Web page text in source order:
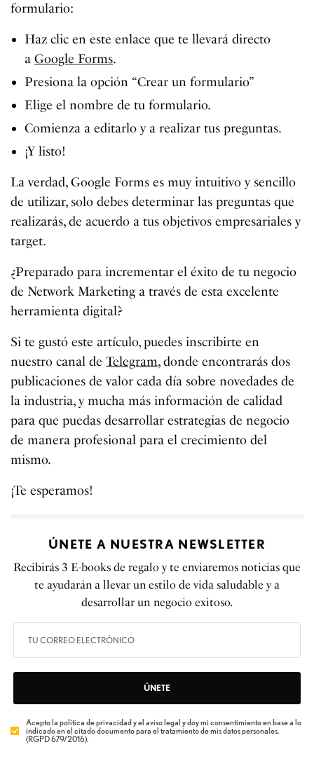
formulario:
Haz clic en este enlace que te llevará directo
a Google Forms.
Presiona la opción “Crear un formulario”
Elige el nombre de tu formulario.
Comienza a editarlo y a realizar tus preguntas.
¡Y listo!
La verdad, Google Forms es muy intuitivo y sencillo
de utilizar, solo debes determinar las preguntas que
realizarás, de acuerdo a tus objetivos empresariales y
target.
¿Preparado para incrementar el éxito de tu negocio
de Network Marketing a través de esta excelente
herramienta digital?
Si te gustó este artículo, puedes inscribirte en
nuestro canal deTelegram, donde encontrarás dos
publicaciones de valor cada día sobre novedades de
la industria, y mucha más información de calidad
para que puedas desarrollar estrategias de negocio
de manera profesional para el crecimiento del
mismo.
¡Te esperamos!
ÚNETE A NUESTRA NEWSLETTER
Recibirás 3 E-books de regalo y te enviaremos noticias que
te ayudarán a llevar un estilo de vida saludable y a
desarrollar un negocio exitoso.
ÚNETE
Acepto la política de privacidad y el aviso legal y doy mi consentimiento en base a lo
indicado en el citado documento para el tratamiento de mis datos personales.
(RGPD 679/2016).